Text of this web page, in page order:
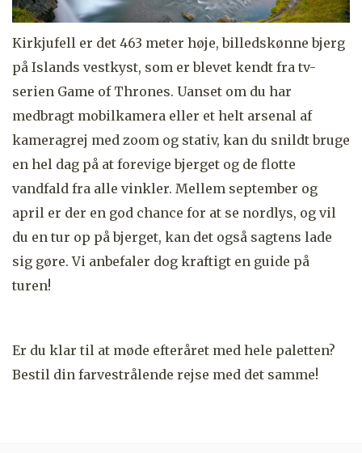
Kirkjufell er det 463 meter høje, billedskønne bjerg
på Islands vestkyst, som er blevet kendt fra tv-
serien Game of Thrones. Uanset om du har
medbragt mobilkamera eller et helt arsenal af
kameragrej med zoom og stativ, kan du snildt bruge
en hel dag på at forevige bjerget og de flotte
vandfald fra alle vinkler. Mellem september og
april er der en god chance for at se nordlys, og vil
du en tur op på bjerget, kan det også sagtens lade
sig gøre. Vi anbefaler dog kraftigt en guide på
turen!
Er du klar til at møde efteråret med hele paletten?
Bestil din farvestrålende rejse med det samme!